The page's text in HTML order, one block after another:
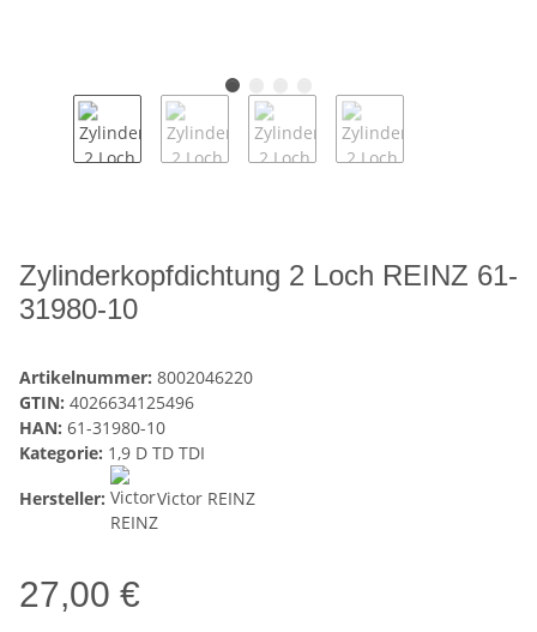
Zylinderkopfdichtung 2 Loch REINZ 61-
31980-10
Artikelnummer: 8002046220
GTIN: 4026634125496
HAN: 61-31980-10
Kategorie: 1,9 D TD TDI
Hersteller:
Victor REINZ
27,00 €